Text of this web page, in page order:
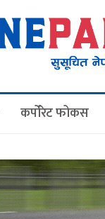
कर्पोरेट फोकस